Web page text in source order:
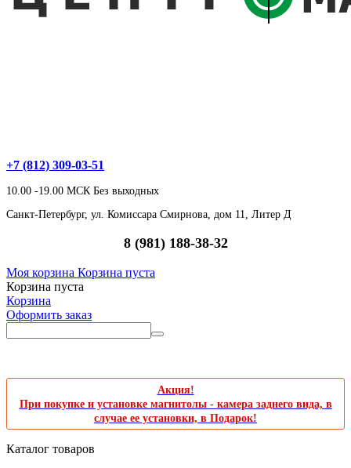
+7 (812) 309-03-51
10.00 -19.00 МСК Без выходных
Санкт-Петербург, ул. Комиссара Смирнова, дом 11, Литер Д
8 (981) 188-38-32
Моя корзина Корзина пуста
Корзина пуста
Корзина
Оформить заказ
Акция!
При покупке и установке магнитолы - камера заднего вида, в
случае ее установки, в Подарок!
Каталог товаров